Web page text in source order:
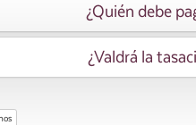
¿Quién debe
¿Valdrá la